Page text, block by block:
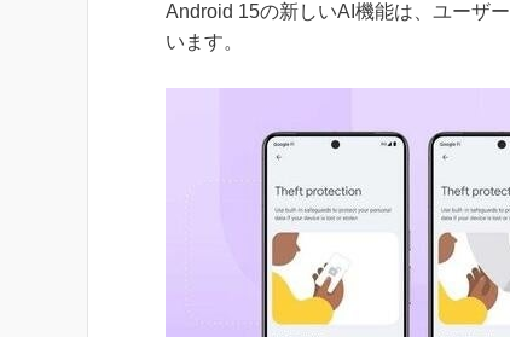
Android 15の新しいAI機能は、ユーザ
います。